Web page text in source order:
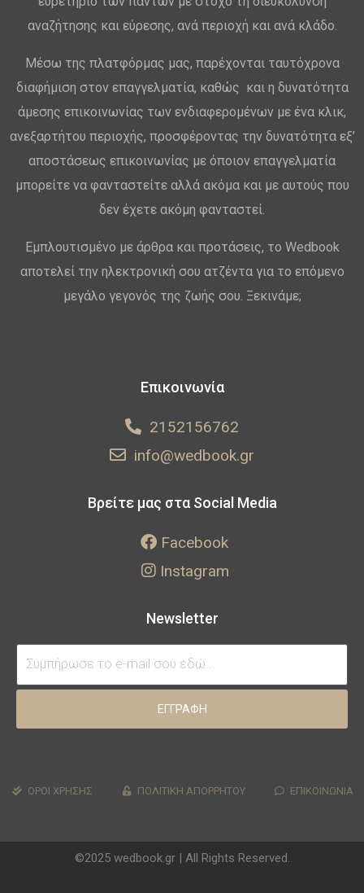
αναζήτησης και εύρεσης, ανά περιοχή και ανά κλάδο.
Μέσω της πλατφόρμας μας, παρέχονται ταυτόχρονα
διαφήμιση στον επαγγελματία, καθώς και η δυνατότητα
άμεσης επικοινωνίας των ενδιαφερομένων με ένα κλικ,
ανεξαρτήτου περιοχής, προσφέροντας την δυνατότητα εξ’
αποστάσεως επικοινωνίας με όποιον επαγγελματία
μπορείτε να φανταστείτε αλλά ακόμα και με αυτούς που
δεν έχετε ακόμη φανταστεί.
Εμπλουτισμένο με άρθρα και προτάσεις, το Wedbook
αποτελεί την ηλεκτρονική σου ατζέντα για το επόμενο
μεγάλο γεγονός της ζωής σου. Ξεκινάμε;
Επικοινωνία
2152156762
info@wedbook.gr
Βρείτε μας στα Social Media
Facebook
Instagram
Newsletter
ΕΓΓΡΑΦΗ
ΟΡΟΙ ΧΡΗΣΗΣ ΠΟΛΙΤΙΚΗ ΑΠΟΡΡΗΤΟΥ ΕΠΙΚΟΙΝΩΝΙΑ
©2025 wedbook.gr | All Rights Reserved.